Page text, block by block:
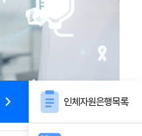
인체자원은행목록